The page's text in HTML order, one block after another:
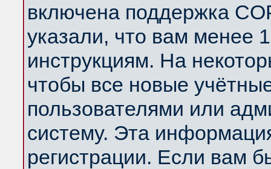
включена поддержка
указали, что вам менее
инструкциям. На
чтобы все новые
пользователями или
систему. Эта
регистрации. Если вам